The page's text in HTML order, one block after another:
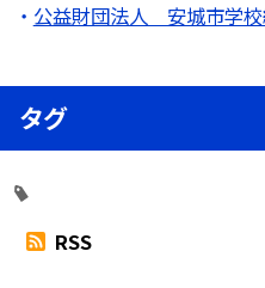
公益財団法人 安城市学
タグ
RSS